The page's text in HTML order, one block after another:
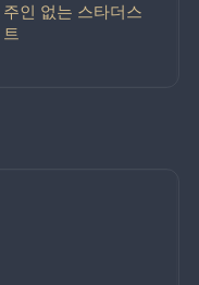
주인 없는 스타더스
트